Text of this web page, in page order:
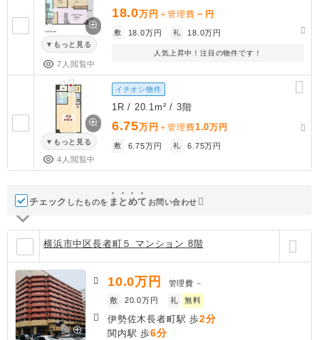
もっと見る
7人閲覧中
18.0万円 ＋管理費 － 円
敷 18.0万円 礼 18.0万円
人気上昇中！注目の物件です！
もっと見る
4人閲覧中
イチオシ物件
1R / 20.1m² / 3階
6.75万円 ＋管理費1.0万円
敷 6.75万円 礼 6.75万円
チェック したものを ま と めて お問い合わせ
横浜市中区長者町５ マンション 8階
10.0万円 管理費 －
敷
20.0万円 礼 無料
伊勢佐木長者町駅 歩2分
関内駅 歩6分